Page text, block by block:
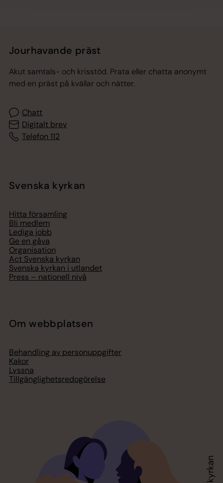
Jourhavande präst
Akut samtals- och krisstöd. Prata eller chatta anonymt
med en präst på kvällar och nätter.
Chatt
Digitalt brev
Telefon 112
Svenska kyrkan
Hitta församling
Bli medlem
Lediga jobb
Ge en gåva
Organisation
Act Svenska kyrkan
Svenska kyrkan i utlandet
Press – nationell nivå
Om webbplatsen
Behandling av personuppgifter
Kakor
Lyssna
Tillgänglighetsredogörelse